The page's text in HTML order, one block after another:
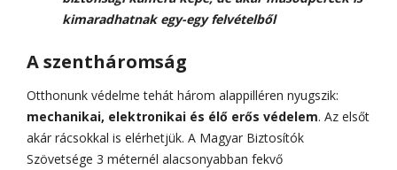
kimaradhatnak egy-egy felvételből
A szentháromság
Otthonunk védelme tehát három alappilléren nyugszik:
mechanikai, elektronikai és élő erős védelem. Az elsőt
akár rácsokkal is elérhetjük. A Magyar Biztosítók
Szövetsége 3 méternél alacsonyabban fekvő